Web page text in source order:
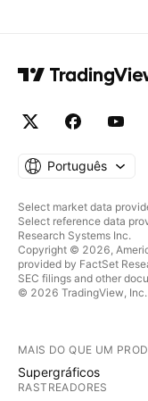
Português
Select market data
Select reference data
Research Systems Inc.
Copyright © 2026,
provided by FactSet
SEC filings and other
© 2026 TradingView, Inc.
MAIS DO QUE UM
Supergráficos
RASTREADORES